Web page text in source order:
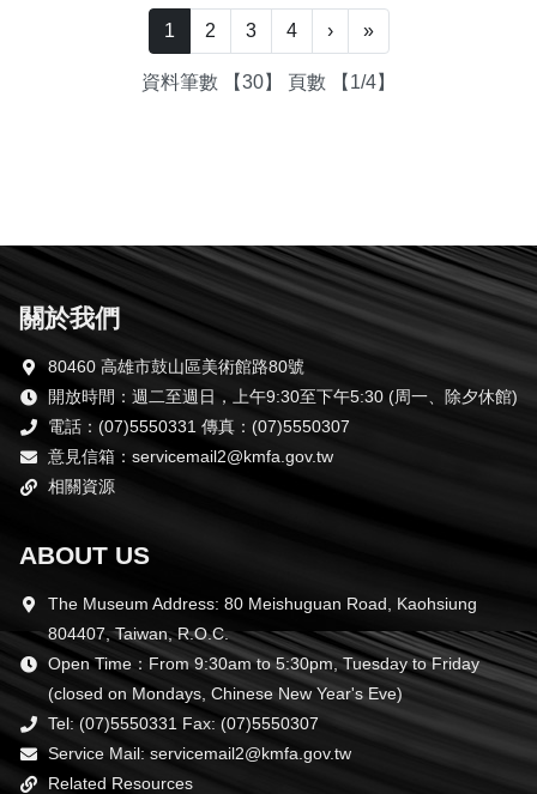
1 2 3 4 ›下一頁
»最後一頁
資料筆數 【30】 頁數 【1/4】
關於我們
80460 高雄市鼓山區美術館路80號
開放時間：週二至週日，上午9:30至下午5:30 (周一、除夕休館)
電話：(07)5550331 傳真：(07)5550307
意見信箱：servicemail2@kmfa.gov.tw
相關資源
ABOUT US
The Museum Address: 80 Meishuguan Road, Kaohsiung
804407, Taiwan, R.O.C.
Open Time：From 9:30am to 5:30pm, Tuesday to Friday
(closed on Mondays, Chinese New Year's Eve)
Tel: (07)5550331 Fax: (07)5550307
Service Mail: servicemail2@kmfa.gov.tw
Related Resources